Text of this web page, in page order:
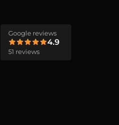
Google reviews
4.9
51 reviews